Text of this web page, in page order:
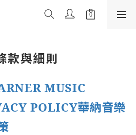
款與細則
MUSIC
POLICY華納音樂